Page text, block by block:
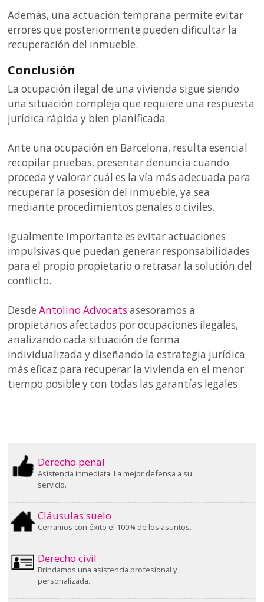
Además, una actuación temprana permite evitar
errores que posteriormente pueden dificultar la
recuperación del inmueble.
Conclusión
La ocupación ilegal de una vivienda sigue siendo
una situación compleja que requiere una respuesta
jurídica rápida y bien planificada.
Ante una ocupación en Barcelona, resulta esencial
recopilar pruebas, presentar denuncia cuando
proceda y valorar cuál es la vía más adecuada para
recuperar la posesión del inmueble, ya sea
mediante procedimientos penales o civiles.
Igualmente importante es evitar actuaciones
impulsivas que puedan generar responsabilidades
para el propio propietario o retrasar la solución del
conflicto.
DesdeAntolino Advocats asesoramos a
propietarios afectados por ocupaciones ilegales,
analizando cada situación de forma
individualizada y diseñando la estrategia jurídica
más eficaz para recuperar la vivienda en el menor
tiempo posible y con todas las garantías legales.
Derecho penal
Asistencia inmediata. La mejor defensa a su
servicio.
Cláusulas suelo
Cerramos con éxito el 100% de los asuntos.
Derecho civil
Brindamos una asistencia profesional y
personalizada.